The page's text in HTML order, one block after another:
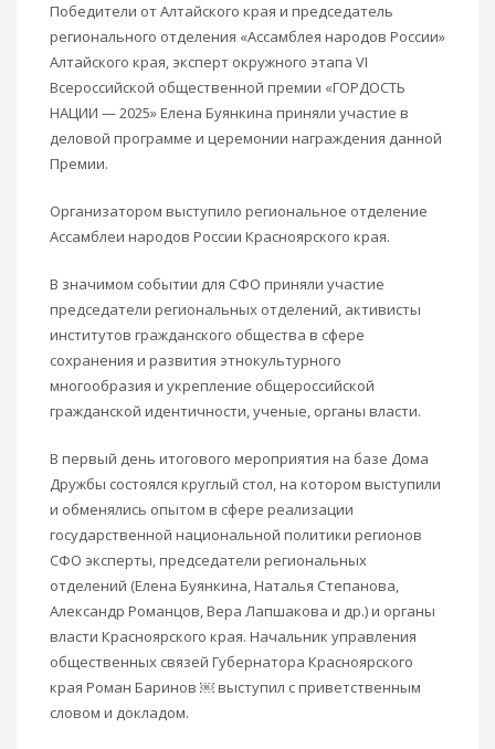
Победители от Алтайского края и председатель
регионального отделения «Ассамблея народов России»
Алтайского края, эксперт окружного этапа VI
Всероссийской общественной премии «ГОРДОСТЬ
НАЦИИ — 2025» Елена Буянкина приняли участие в
деловой программе и церемонии награждения данной
Премии.
Организатором выступило региональное отделение
Ассамблеи народов России Красноярского края.
В значимом событии для СФО приняли участие
председатели региональных отделений, активисты
институтов гражданского общества в сфере
сохранения и развития этнокультурного
многообразия и укрепление общероссийской
гражданской идентичности, ученые, органы власти.
В первый день итогового мероприятия на базе Дома
Дружбы состоялся круглый стол, на котором выступили
и обменялись опытом в сфере реализации
государственной национальной политики регионов
СФО эксперты, председатели региональных
отделений (Елена Буянкина, Наталья Степанова,
Александр Романцов, Вера Лапшакова и др.) и органы
власти Красноярского края. Начальник управления
общественных связей Губернатора Красноярского
края Роман Баринов ￼ выступил с приветственным
словом и докладом.